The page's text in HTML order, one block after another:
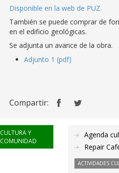
Disponible en la web de PUZ.
También se puede comprar de
en el edificio geológicas.
Se adjunta un avance de la obra.
Adjunto 1 (pdf)
Compartir:
CULTURA Y
COMUNIDAD
Agenda
Repair
ACTIVIDADES